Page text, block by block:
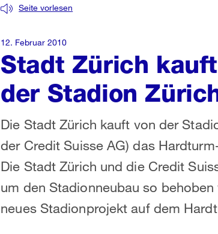
Stadt Zürich
der Stadion
Seite vorlesen
Die Stadt Zürich kauft von der
der Credit Suisse AG) das
Die Stadt Zürich und die Credit
um den Stadionneubau so
neues Stadionprojekt auf dem
12. Februar 2010